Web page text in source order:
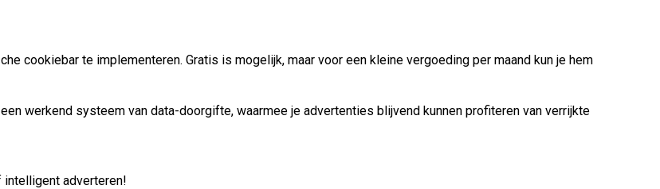
cookiebar te implementeren. Gratis is mogelijk, maar voor een kleine vergoeding per maand kun je hem
werkend systeem van data-doorgifte, waarmee je advertenties blijvend kunnen profiteren van verrijkte
intelligent adverteren!